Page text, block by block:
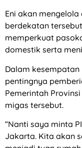
Eni akan
berdekatan
memperkuat
domestik serta
Dalam
pentingnya
Pemerintah
migas tersebut.
“Nanti saya minta
Jakarta. Kita akan